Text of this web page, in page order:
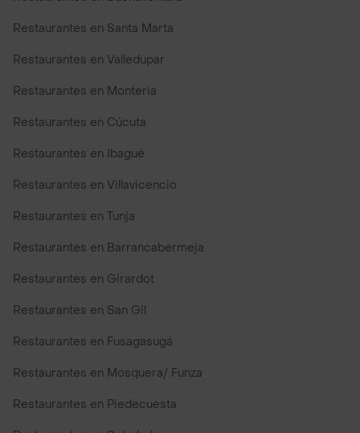
Restaurantes en Santa Marta
Restaurantes en Valledupar
Restaurantes en Monteria
Restaurantes en Cúcuta
Restaurantes en Ibagué
Restaurantes en Villavicencio
Restaurantes en Tunja
Restaurantes en Barrancabermeja
Restaurantes en Girardot
Restaurantes en San Gil
Restaurantes en Fusagasugá
Restaurantes en Mosquera/ Funza
Restaurantes en Piedecuesta